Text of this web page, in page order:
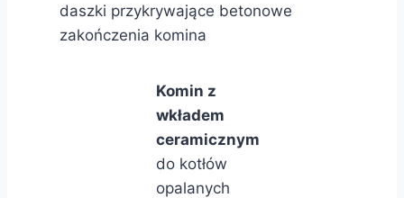
daszki przykrywające betonowe
zakończenia komina
Komin z
wkładem
ceramicznym
do kotłów
opalanych